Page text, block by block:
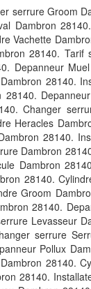
serrure Groom
Dambron
Vachette
28140. Tarif
Depanneur
28140.
Changer
Heracles
28140.
Dambron
Dambron
28140.
Groom
28140.
Levasseur
serrure
Pollux
28140.
28140.